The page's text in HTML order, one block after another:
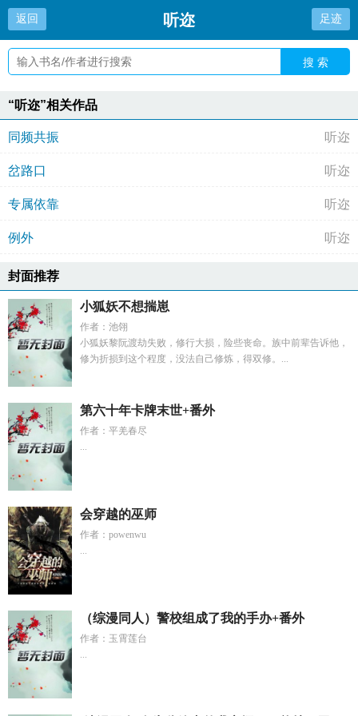
返回 听迩 足迹
搜 索
“听迩”相关作品
同频共振 听迩
岔路口 听迩
专属依靠 听迩
例外 听迩
封面推荐
小狐妖不想揣崽
作者：池翎
小狐妖黎阮渡劫失败，修行大损，险些丧命。族中前辈告诉他，
修为折损到这个程度，没法自己修炼，得双修。...
第六十年卡牌末世+番外
作者：平羌春尽
...
会穿越的巫师
作者：powenwu
...
（综漫同人）警校组成了我的手办+番外
作者：玉霄莲台
...